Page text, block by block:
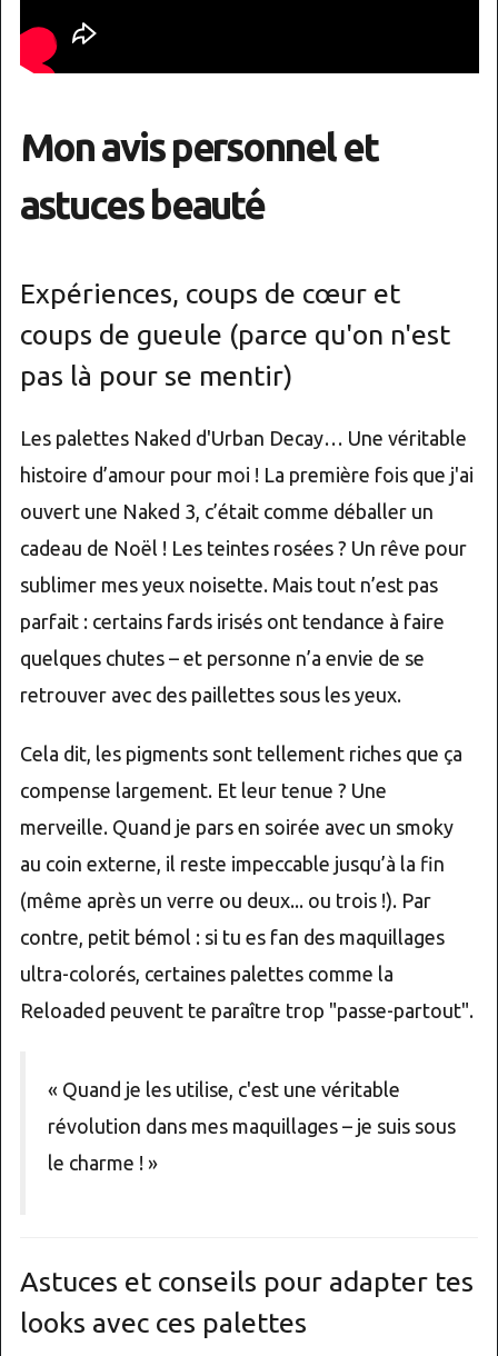
Mon avis personnel et
astuces beauté
Expériences, coups de cœur et
coups de gueule (parce qu'on n'est
pas là pour se mentir)
Les palettes Naked d'Urban Decay… Une véritable
histoire d’amour pour moi ! La première fois que j'ai
ouvert une Naked 3, c’était comme déballer un
cadeau de Noël ! Les teintes rosées ? Un rêve pour
sublimer mes yeux noisette. Mais tout n’est pas
parfait : certains fards irisés ont tendance à faire
quelques chutes – et personne n’a envie de se
retrouver avec des paillettes sous les yeux.
Cela dit, les pigments sont tellement riches que ça
compense largement. Et leur tenue ? Une
merveille. Quand je pars en soirée avec un smoky
au coin externe, il reste impeccable jusqu’à la fin
(même après un verre ou deux... ou trois !). Par
contre, petit bémol : si tu es fan des maquillages
ultra-colorés, certaines palettes comme la
Reloaded peuvent te paraître trop "passe-partout".
« Quand je les utilise, c'est une véritable
révolution dans mes maquillages – je suis sous
le charme ! »
Astuces et conseils pour adapter tes
looks avec ces palettes